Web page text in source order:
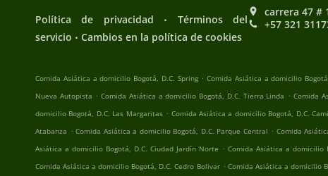
Política de privacidad .
Términos del
servicio . Cambios en la política de cookies
carrera 47 #
+57 321
Comida Asiática a domicilio Bogotá, D.C. Spring . Comida Asiática a domicilio
Nueva Autopista . Comida Asiática a domicilio Bogotá, D.C. Tierra Linda . Comida
domicilio Bogotá, D.C. Las Margaritas . Comida Asiática a domicilio Bogotá, D.C.
Atabanza . Comida Asiática a domicilio Bogotá, D.C. Parque Central . Comida
Asiática a domicilio Bogotá, D.C. Ciudad Jardín Norte . Comida Asiática a domicilio
Comida Asiática a domicilio Bogotá, D.C. Cedro Bolivar . Comida Asiática a domicilio